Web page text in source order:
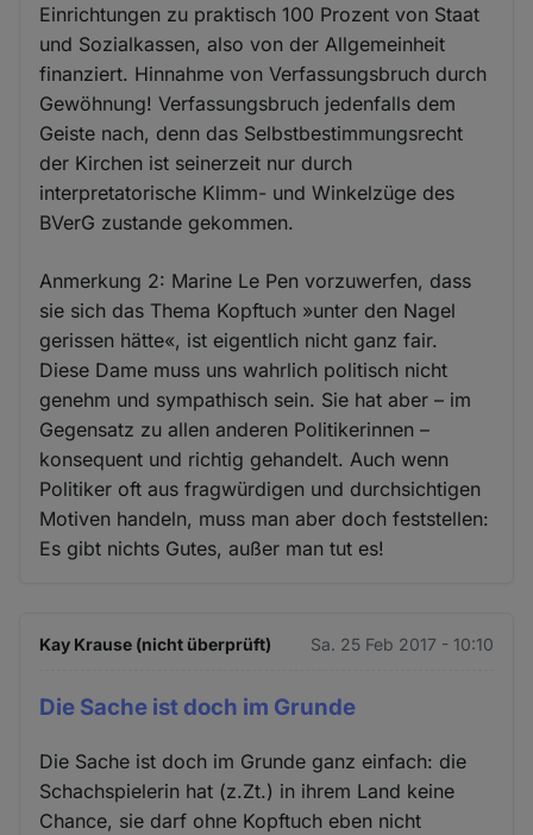
Einrichtungen zu praktisch 100 Prozent von Staat
und Sozialkassen, also von der Allgemeinheit
finanziert. Hinnahme von Verfassungsbruch durch
Gewöhnung! Verfassungsbruch jedenfalls dem
Geiste nach, denn das Selbstbestimmungsrecht
der Kirchen ist seinerzeit nur durch
interpretatorische Klimm- und Winkelzüge des
BVerG zustande gekommen.
Anmerkung 2: Marine Le Pen vorzuwerfen, dass
sie sich das Thema Kopftuch »unter den Nagel
gerissen hätte«, ist eigentlich nicht ganz fair.
Diese Dame muss uns wahrlich politisch nicht
genehm und sympathisch sein. Sie hat aber – im
Gegensatz zu allen anderen Politikerinnen –
konsequent und richtig gehandelt. Auch wenn
Politiker oft aus fragwürdigen und durchsichtigen
Motiven handeln, muss man aber doch feststellen:
Es gibt nichts Gutes, außer man tut es!
Kay Krause (nicht überprüft) Sa. 25 Feb 2017 - 10:10
Die Sache ist doch im Grunde
Die Sache ist doch im Grunde ganz einfach: die
Schachspielerin hat (z.Zt.) in ihrem Land keine
Chance, sie darf ohne Kopftuch eben nicht